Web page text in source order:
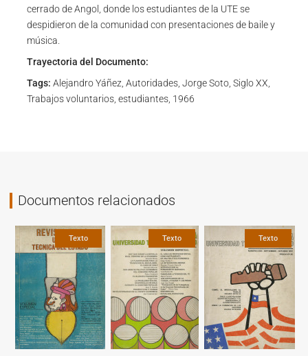
cerrado de Angol, donde los estudiantes de la UTE se
despidieron de la comunidad con presentaciones de baile y
música.
Trayectoria del Documento:
Tags: Alejandro Yáñez, Autoridades, Jorge Soto, Siglo XX,
Trabajos voluntarios, estudiantes, 1966
Documentos relacionados
Texto Texto Texto